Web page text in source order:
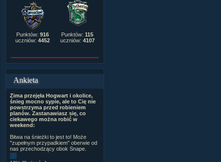
Punktów: 916
uczniów: 4452
Punktów: 115
uczniów: 4107
Ankieta
Zima przejęła Hogwart i okolice,
śnieg mocno sypie, ale to Cię nie
powstrzyma przed robieniem
planów. Zastanawiasz się, co
ciekawego można robić w
weekend:
Bitwa na śnieżki to jest to! Może
"zupełnym przypadkiem" oberwie od
nas przechodzący obok Snape.